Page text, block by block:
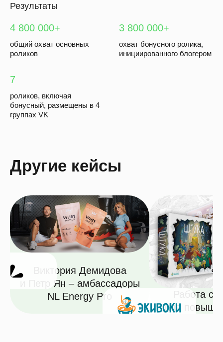
Результаты
4 800 000+
общий охват основных
роликов
3 800 000+
охват бонусного ролика,
инициированного блогером
7
роликов, включая
бонусный, размещены в 4
группах VK
Другие кейсы
Виктория Демидова
и Петр Ян – амбассадоры
NL Energy Pro
Работа с
для